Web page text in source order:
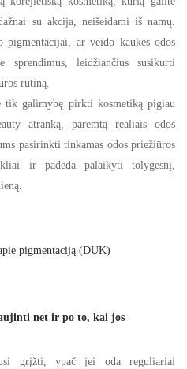
su akcija, neišeidami iš namų.
pigmentacijai, ar veido kaukės odos
sprendimus, leidžiančius susikurti
rutiną.
tik galimybę pirkti kosmetiką pigiau
atranką, paremtą realiais odos
pasirinkti tinkamas odos priežiūros
ir padeda palaikyti tolygesnį,
pigmentaciją (DUK)
net ir po to, kai jos
grįžti, ypač jei oda reguliariai